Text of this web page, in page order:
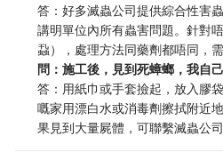
答：好多滅蟲公司提供綜合性害
講明單位內所有蟲害問題。針對
蝨），處理方法同藥劑都唔同，
問：施工後，見到死蟑螂，我自
答：用紙巾或手套撿起，放入膠
嘅家用漂白水或消毒劑擦拭附近
果見到大量屍體，可聯繫滅蟲公司